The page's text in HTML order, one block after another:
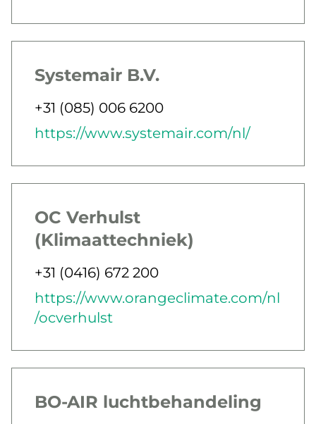
Systemair B.V.
Jobbar som
Telefon
+31 (085) 006 6200
E-post
Webb
https://www.systemair.com/nl/
OC Verhulst
(Klimaattechniek)
Jobbar som
Telefon
+31 (0416) 672 200
E-post
Webb
https://www.orangeclimate.com/nl
/ocverhulst
BO-AIR luchtbehandeling